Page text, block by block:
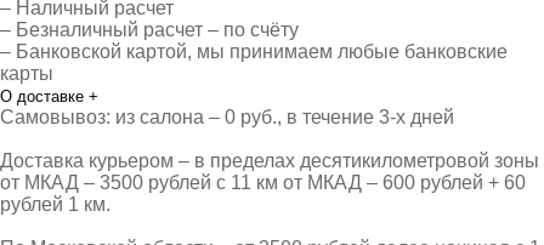
– Наличный расчет
– Безналичный расчет – по счёту
– Банковской картой, мы принимаем любые банковские
карты
О доставке +
Самовывоз: из салона – 0 руб., в течение 3-х дней
Доставка курьером – в пределах десятикилометровой зоны
от МКАД – 3500 рублей с 11 км от МКАД – 600 рублей + 60
рублей 1 км.